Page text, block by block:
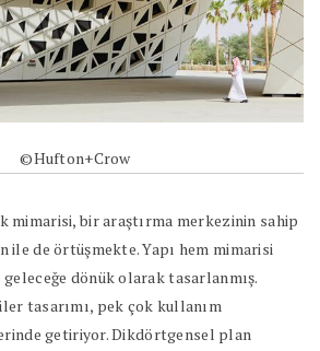
©Hufton+Crow
mimarisi, bir araştırma merkezinin sahip
ile de örtüşmekte. Yapı hem mimarisi
dönük olarak tasarlanmış.
tasarımı, pek çok kullanım
getiriyor. Dikdörtgensel plan